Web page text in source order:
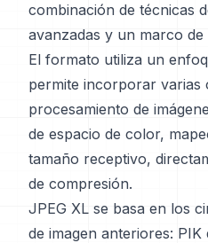
combinación de técnicas
avanzadas y un marco
El formato utiliza un
permite incorporar varias
procesamiento de
de espacio de color,
tamaño receptivo,
de compresión.
JPEG XL se basa en los
de imagen anteriores: